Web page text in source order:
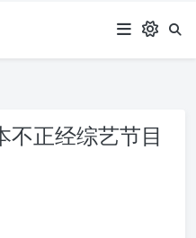
不正经综艺节目